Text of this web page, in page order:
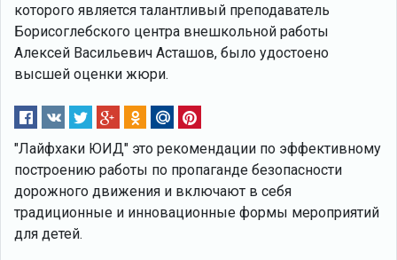
которого является талантливый преподаватель
Борисоглебского центра внешкольной работы
Алексей Васильевич Асташов, было удостоено
высшей оценки жюри.
"Лайфхаки ЮИД" это рекомендации по эффективному
построению работы по пропаганде безопасности
дорожного движения и включают в себя
традиционные и инновационные формы мероприятий
для детей.